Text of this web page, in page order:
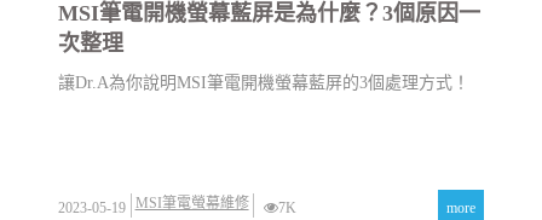
MSI筆電開機螢幕藍屏是為什麼？3個原因一
次整理
讓Dr.A為你說明MSI筆電開機螢幕藍屏的3個處理方式！
2023-05-19 MSI筆電螢幕維修 7K more